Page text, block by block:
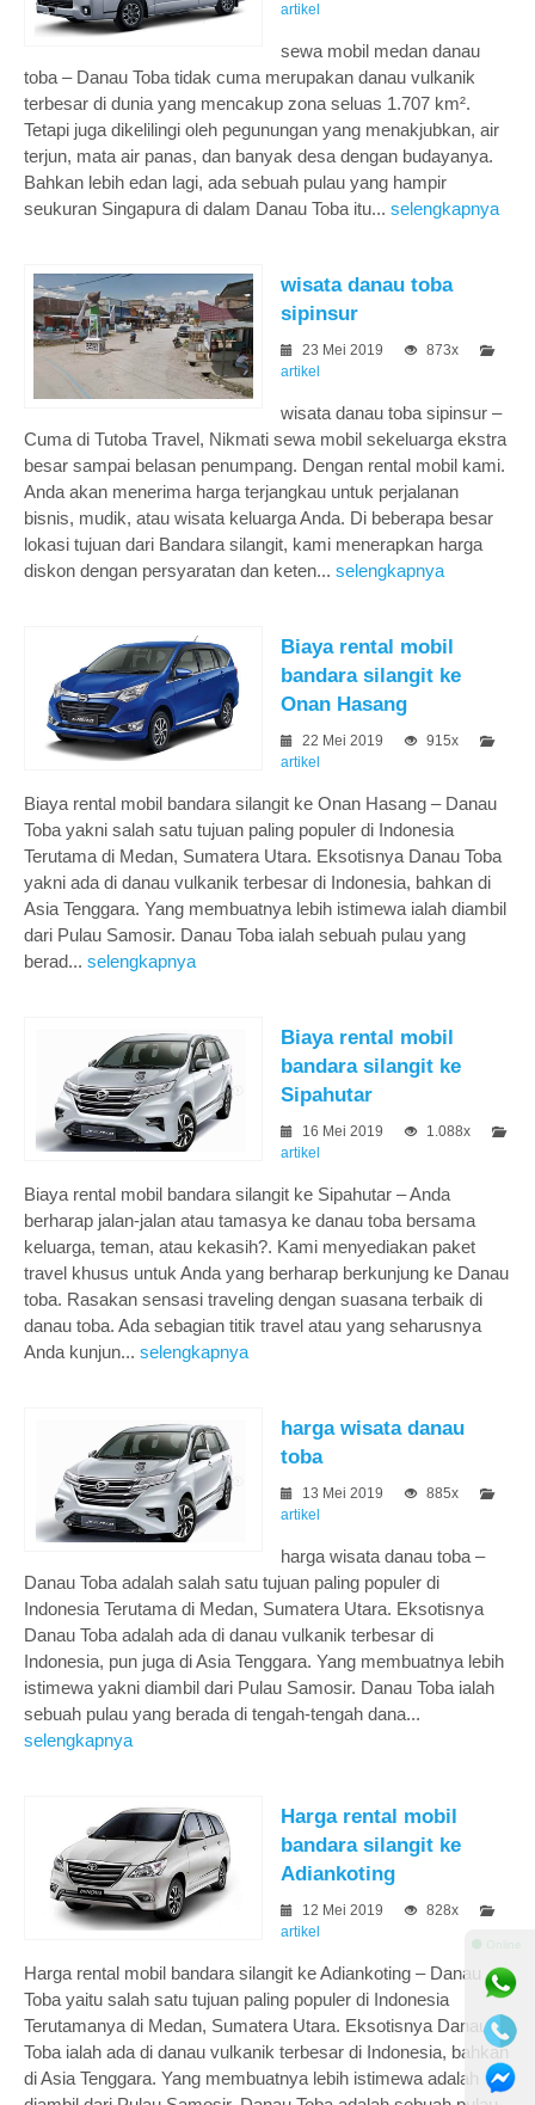
artikel
sewa mobil medan danau
toba – Danau Toba tidak cuma merupakan danau vulkanik
terbesar di dunia yang mencakup zona seluas 1.707 km².
Tetapi juga dikelilingi oleh pegunungan yang menakjubkan, air
terjun, mata air panas, dan banyak desa dengan budayanya.
Bahkan lebih edan lagi, ada sebuah pulau yang hampir
seukuran Singapura di dalam Danau Toba itu... selengkapnya
wisata danau toba
sipinsur
23 Mei 2019
873x
artikel
wisata danau toba sipinsur –
Cuma di Tutoba Travel, Nikmati sewa mobil sekeluarga ekstra
besar sampai belasan penumpang. Dengan rental mobil kami.
Anda akan menerima harga terjangkau untuk perjalanan
bisnis, mudik, atau wisata keluarga Anda. Di beberapa besar
lokasi tujuan dari Bandara silangit, kami menerapkan harga
diskon dengan persyaratan dan keten... selengkapnya
Biaya rental mobil
bandara silangit ke
Onan Hasang
22 Mei 2019
915x
artikel
Biaya rental mobil bandara silangit ke Onan Hasang – Danau
Toba yakni salah satu tujuan paling populer di Indonesia
Terutama di Medan, Sumatera Utara. Eksotisnya Danau Toba
yakni ada di danau vulkanik terbesar di Indonesia, bahkan di
Asia Tenggara. Yang membuatnya lebih istimewa ialah diambil
dari Pulau Samosir. Danau Toba ialah sebuah pulau yang
berad... selengkapnya
Biaya rental mobil
bandara silangit ke
Sipahutar
16 Mei 2019
1.088x
artikel
Biaya rental mobil bandara silangit ke Sipahutar – Anda
berharap jalan-jalan atau tamasya ke danau toba bersama
keluarga, teman, atau kekasih?. Kami menyediakan paket
travel khusus untuk Anda yang berharap berkunjung ke Danau
toba. Rasakan sensasi traveling dengan suasana terbaik di
danau toba. Ada sebagian titik travel atau yang seharusnya
Anda kunjun... selengkapnya
harga wisata danau
toba
13 Mei 2019
885x
artikel
harga wisata danau toba –
Danau Toba adalah salah satu tujuan paling populer di
Indonesia Terutama di Medan, Sumatera Utara. Eksotisnya
Danau Toba adalah ada di danau vulkanik terbesar di
Indonesia, pun juga di Asia Tenggara. Yang membuatnya lebih
istimewa yakni diambil dari Pulau Samosir. Danau Toba ialah
sebuah pulau yang berada di tengah-tengah dana...
selengkapnya
Harga rental mobil
bandara silangit ke
Adiankoting
12 Mei 2019
828x
artikel
Harga rental mobil bandara silangit ke Adiankoting – Danau
Toba yaitu salah satu tujuan paling populer di Indonesia
Terutamanya di Medan, Sumatera Utara. Eksotisnya Danau
Toba ialah ada di danau vulkanik terbesar di Indonesia, bahkan
di Asia Tenggara. Yang membuatnya lebih istimewa adalah
⚫ Online